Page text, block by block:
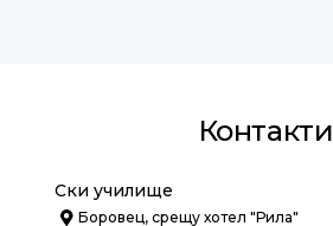
Контакти
Ски училище
Боровец, срещу хотел "Рила"